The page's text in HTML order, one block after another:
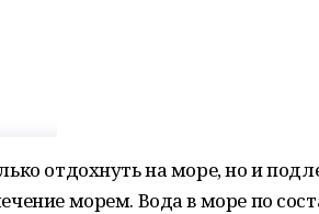
отдохнуть на море, но и
морем. Вода в море по